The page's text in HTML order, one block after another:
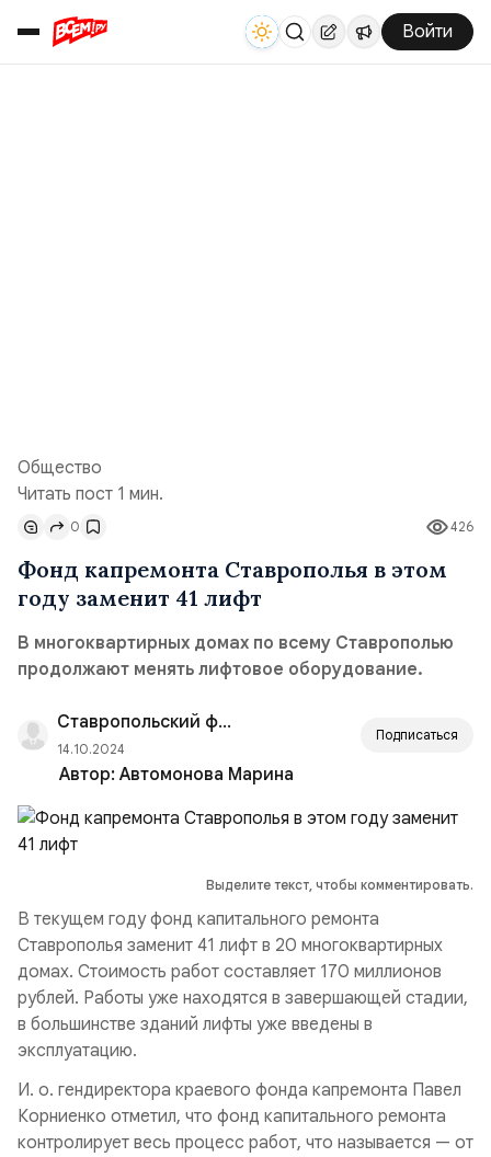
Войти
Общество
Читать пост 1 мин.
426
0
Фонд капремонта Ставрополья в этом
году заменит 41 лифт
В многоквартирных домах по всему Ставрополью
продолжают менять лифтовое оборудование.
Ставропольский филиал РАНХиГС
14.10.2024
Подписаться
Автор: Автомонова Марина
Выделите текст, чтобы комментировать.
В текущем году фонд капитального ремонта
Ставрополья заменит 41 лифт в 20 многоквартирных
домах. Стоимость работ составляет 170 миллионов
рублей. Работы уже находятся в завершающей стадии,
в большинстве зданий лифты уже введены в
эксплуатацию.
И. о. гендиректора краевого фонда капремонта Павел
Корниенко отметил, что фонд капитального ремонта
контролирует весь процесс работ, что называется — от